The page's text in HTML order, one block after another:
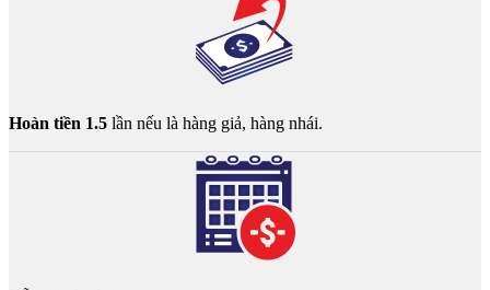
Hoàn tiền 1.5 lần nếu là hàng giả, hàng nhái.